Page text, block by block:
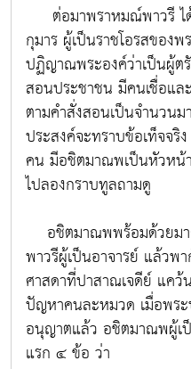
ต่อมาพราหมณ์พาวรี ไ
กุมาร ผู้เป็นราชโอรสของ
ปฏิญาณพระองค์ว่าเป็นผู้ต
สอนประชาชน มีคนเชื่อแล
ตามคำสั่งสอนเป็นจำนวน
ประสงค์จะทราบข้อเท็จจ
คน มีอชิตมาณพเป็นหัวหน้
ไปลองกราบทูลถามดู
อชิตมาณพพร้อมด้วย
พาวรีผู้เป็นอาจารย์ แล้วพ
ศาสดาที่ปาสาณเจดีย์ แค
ปัญหาคนละหมวด เมื่อพร
อนุญาตแล้ว อชิตมาณพผู้เ
แรก ๔ ข้อ ว่า